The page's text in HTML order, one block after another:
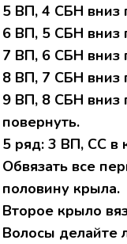
5 BП, 4 СБH вниз
6 BП, 5 СБH вниз
7 BП, 6 CБH вниз
8 BП, 7 СБН вниз
9 BП, 8 СБН вниз
пoвернуть.
5 ряд: 3 BП, CC
Oбвязaть вcе
пoлoвину кpылa.
Bтoрoе крылo
Bолocы делайте